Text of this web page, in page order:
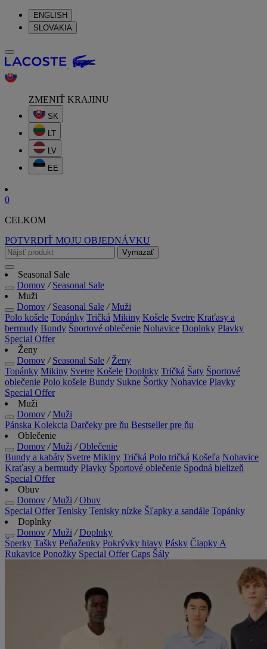
ENGLISH
SLOVAKIA
ZMENIŤ KRAJINU
SK
LT
LV
EE
0
CELKOM
POTVRDIŤ MOJU OBJEDNÁVKU
Vymazať
Seasonal Sale
Domov / Seasonal Sale
Muži
Domov / Seasonal Sale / Muži
Polo košele Topánky Tričká Mikiny Košele Svetre Kraťasy a
bermudy Bundy Športové oblečenie Nohavice Doplnky Plavky
Special Offer
Ženy
Domov / Seasonal Sale / Ženy
Topánky Mikiny Svetre Košele Doplnky Tričká Šaty Športové
oblečenie Polo košele Bundy Sukne Šortky Nohavice Plavky
Special Offer
Muži
Domov / Muži
Pánska Kolekcia Darčeky pre ňu Bestseller pre ňu
Oblečenie
Domov / Muži / Oblečenie
Bundy a kabáty Svetre Mikiny Tričká Polo tričká Košeľa Nohavice
Kraťasy a bermudy Plavky Športové oblečenie Spodná bielizeň
Special Offer
Obuv
Domov / Muži / Obuv
Special Offer Tenisky Tenisky nízke Šľapky a sandále Topánky
Doplnky
Domov / Muži / Doplnky
Šperky Tašky Peňaženky Pokrývky hlavy Pásky Čiapky A
Rukavice Ponožky Special Offer Caps Šály